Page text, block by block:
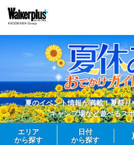
夏のイベント情報が満載！夏祭
キャンプ場など遊べるス
エリア
から探す
日付
から探す